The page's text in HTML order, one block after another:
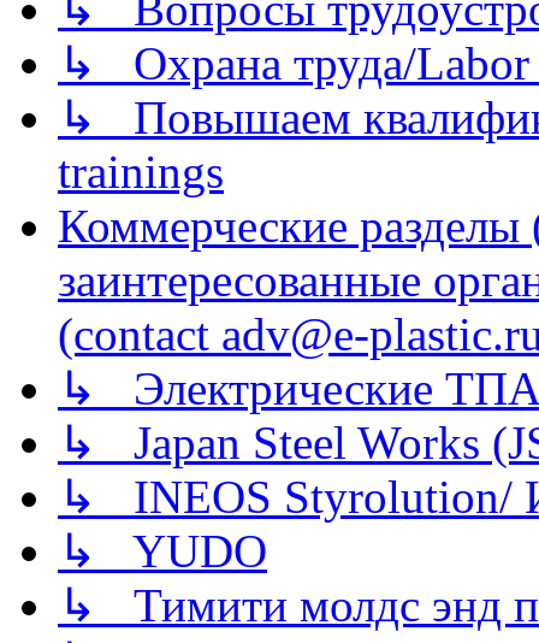
↳ Охрана труда/Labor
↳ Повышаем
trainings
Коммерческие
заинтересованные
(contact adv@e-
↳ Электрические
↳ Japan Steel Works
↳ INEOS
↳ YUDO
↳ Тимити молдс энд